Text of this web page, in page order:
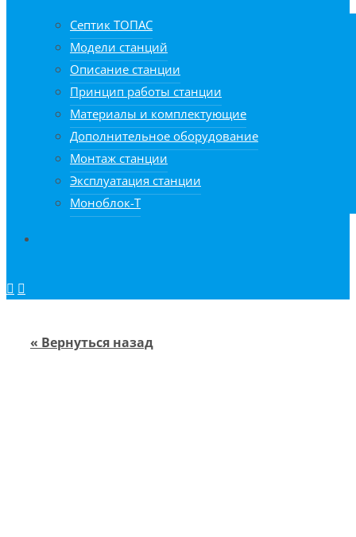
Септик ТОПАС
Модели станций
Описание станции
Принцип работы станции
Материалы и комплектующие
Дополнительное оборудование
Монтаж станции
Эксплуатация станции
Моноблок-Т
« Вернуться назад